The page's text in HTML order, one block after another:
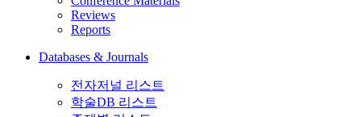
Reviews
Reports
Databases & Journals
전자저널 리스트
학술DB 리스트